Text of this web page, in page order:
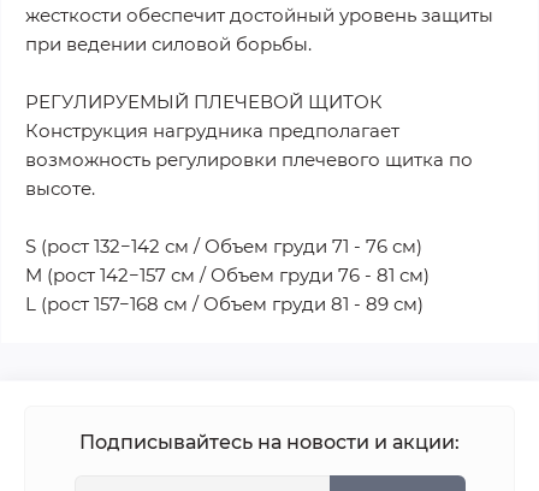
жесткости обеспечит достойный уровень защиты
при ведении силовой борьбы.
РЕГУЛИРУЕМЫЙ ПЛЕЧЕВОЙ ЩИТОК
Конструкция нагрудника предполагает
возможность регулировки плечевого щитка по
высоте.
S (рост 132−142 см / Объем груди 71 - 76 см)
M (рост 142−157 см / Объем груди 76 - 81 см)
L (рост 157−168 см / Объем груди 81 - 89 см)
Подписывайтесь на новости и акции: